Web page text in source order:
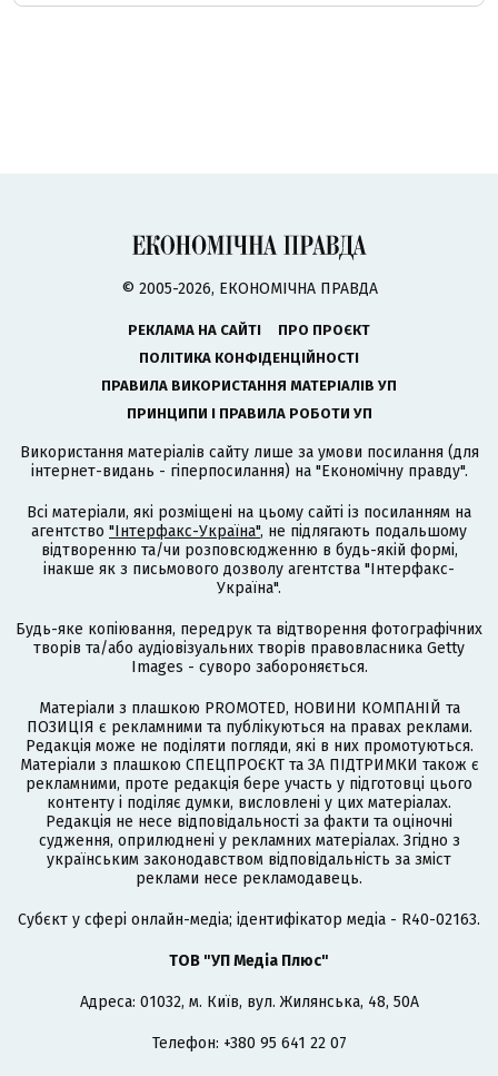
© 2005-2026, ЕКОНОМІЧНА ПРАВДА
РЕКЛАМА НА САЙТІ
ПРО ПРОЄКТ
ПОЛІТИКА КОНФІДЕНЦІЙНОСТІ
ПРАВИЛА ВИКОРИСТАННЯ МАТЕРІАЛІВ УП
ПРИНЦИПИ І ПРАВИЛА РОБОТИ УП
Використання матеріалів сайту лише за умови посилання (для
інтернет-видань - гіперпосилання) на "Економічну правду".
Всі матеріали, які розміщені на цьому сайті із посиланням на
агентство "Інтерфакс-Україна", не підлягають подальшому
відтворенню та/чи розповсюдженню в будь-якій формі,
інакше як з письмового дозволу агентства "Інтерфакс-
Україна".
Будь-яке копіювання, передрук та відтворення фотографічних
творів та/або аудіовізуальних творів правовласника Getty
Images - суворо забороняється.
Матеріали з плашкою PROMOTED, НОВИНИ КОМПАНІЙ та
ПОЗИЦІЯ є рекламними та публікуються на правах реклами.
Редакція може не поділяти погляди, які в них промотуються.
Матеріали з плашкою СПЕЦПРОЄКТ та ЗА ПІДТРИМКИ також є
рекламними, проте редакція бере участь у підготовці цього
контенту і поділяє думки, висловлені у цих матеріалах.
Редакція не несе відповідальності за факти та оціночні
судження, оприлюднені у рекламних матеріалах. Згідно з
українським законодавством відповідальність за зміст
реклами несе рекламодавець.
Cубєкт у сфері онлайн-медіа; ідентифікатор медіа - R40-02163.
ТОВ "УП Медіа Плюс"
Адреса: 01032, м. Київ, вул. Жилянська, 48, 50А
Телефон: +380 95 641 22 07